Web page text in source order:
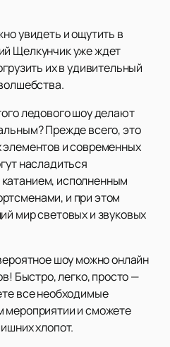
увидеть и ощутить в
Щелкунчик уже ждет
их в удивительный
ледового шоу делают
Прежде всего, это
элементов и современных
насладиться
исполненным
и при этом
мир световых и звуковых
шоу можно онлайн
Быстро, легко, просто —
все необходимые
мероприятии и сможете
хлопот.